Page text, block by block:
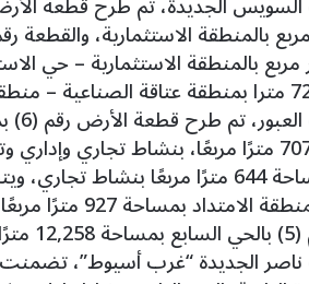
(20042)
الجديدة “غرب أسيوط”،